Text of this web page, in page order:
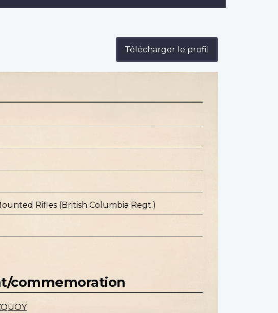
Télécharger le profil
Rifles (British Columbia Regt.)
commemoration